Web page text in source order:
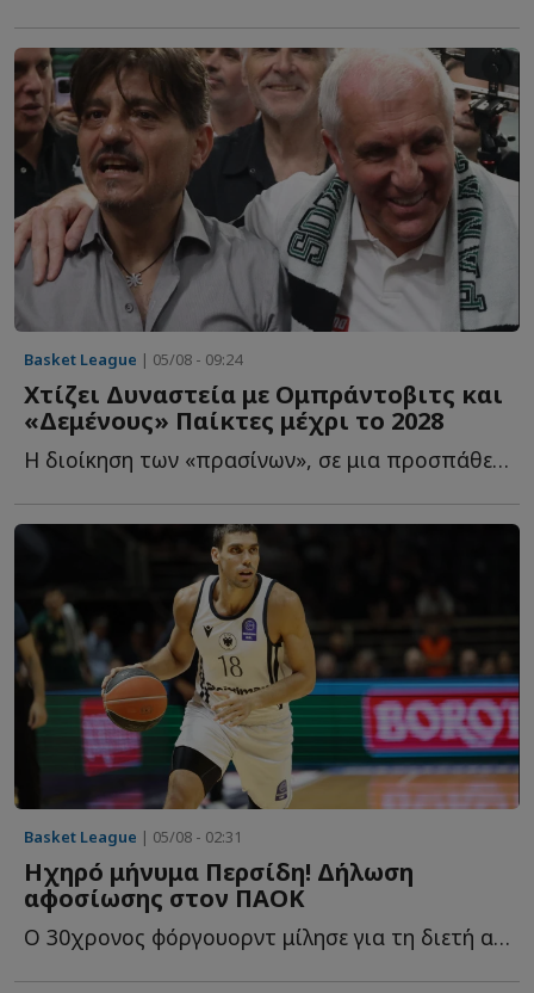
Basket League | 05/08 - 09:24
Χτίζει Δυναστεία με Ομπράντοβιτς και
«Δεμένους» Παίκτες μέχρι το 2028
Η διοίκηση των «πρασίνων», σε μια προσπάθεια να επαναφέρει τ...
Basket League | 05/08 - 02:31
Ηχηρό μήνυμα Περσίδη! Δήλωση
αφοσίωσης στον ΠΑΟΚ
Ο 30χρονος φόργουορντ μίλησε για τη διετή ανανέωση, τ...